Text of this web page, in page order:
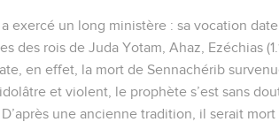
exercé un long ministère : sa vocation
des rois de Juda Yotam, Ahaz, Ezéchias
en effet, la mort de Sennachérib
et violent, le prophète s’est sans
une ancienne tradition, il serait